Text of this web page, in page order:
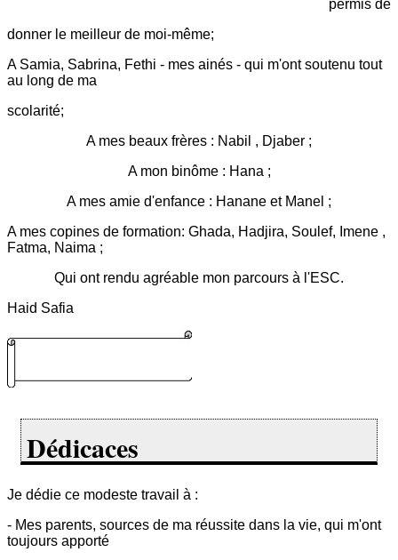
permis de
donner le meilleur de moi-même;
A Samia, Sabrina, Fethi - mes ainés - qui m'ont soutenu tout
au long de ma
scolarité;
A mes beaux frères : Nabil , Djaber ;
A mon binôme : Hana ;
A mes amie d'enfance : Hanane et Manel ;
A mes copines de formation: Ghada, Hadjira, Soulef, Imene ,
Fatma, Naima ;
Qui ont rendu agréable mon parcours à l'ESC.
Haid Safia
Dédicaces
Je dédie ce modeste travail à :
- Mes parents, sources de ma réussite dans la vie, qui m'ont
toujours apporté